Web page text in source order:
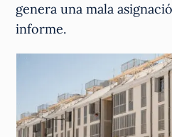
genera una mala
informe.